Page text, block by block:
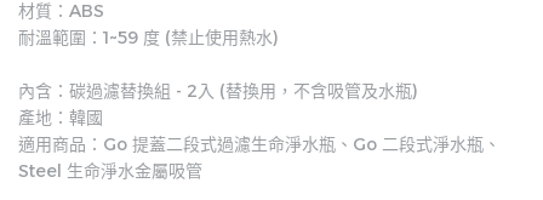
材質：ABS
耐溫範圍：1~59 度 (禁止使用熱水)
內含：碳過濾替換組 - 2入 (替換用，不含吸管及水瓶)
產地：韓國
適用商品：Go 提蓋二段式過濾生命淨水瓶、Go 二段式淨水瓶、
Steel 生命淨水金屬吸管